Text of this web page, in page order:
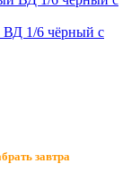
ВД 1/6 чёрный с
завтра